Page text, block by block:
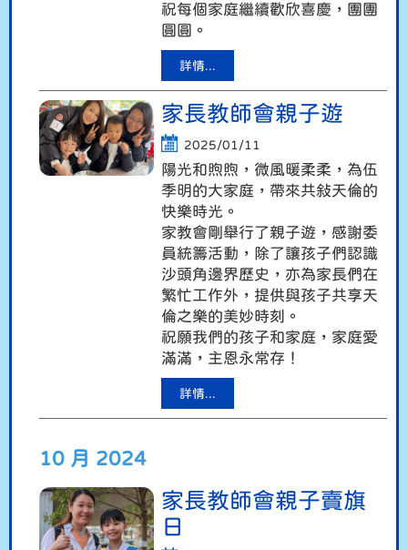
祝每個家庭繼續歡欣喜慶，團團
圓圓。
詳情...
家長教師會親子遊
2025/01/11
陽光和煦煦，微風暖柔柔，為伍
季明的大家庭，帶來共敍天倫的
快樂時光。
家教會剛舉行了親子遊，感謝委
員統籌活動，除了讓孩子們認識
沙頭角邊界歷史，亦為家長們在
繁忙工作外，提供與孩子共享天
倫之樂的美妙時刻。
祝願我們的孩子和家庭，家庭愛
滿滿，主恩永常存！
詳情...
10 月 2024
家長教師會親子賣旗
日